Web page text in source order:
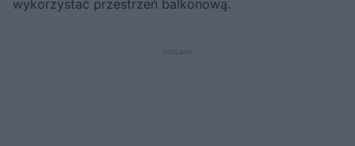
wykorzystać przestrzeń balkonową.